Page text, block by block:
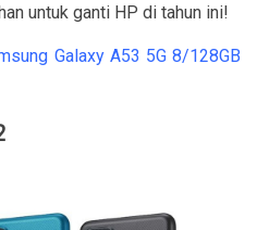
untuk ganti HP di tahun ini!
Galaxy A53 5G 8/128GB